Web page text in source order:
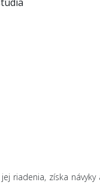
získa návyky